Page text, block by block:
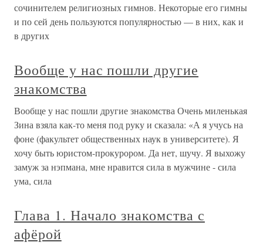
сочинителем религиозных гимнов. Некоторые его гимны
и по сей день пользуются популярностью — в них, как и
в других
Вообще у нас пошли другие
знакомства
Вообще у нас пошли другие знакомства Очень миленькая
Зина взяла как-то меня под руку и сказала: «А я учусь на
фоне (факультет общественных наук в университете). Я
хочу быть юристом-прокурором. Да нет, шучу. Я выхожу
замуж за нэпмана, мне нравится сила в мужчине - сила
ума, сила
Глава 1. Начало знакомства с
афёрой